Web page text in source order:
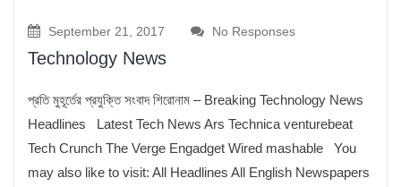
September 21, 2017 No Responses
Technology News
প্রতি মুহূর্তের প্রযুক্তি সংবাদ শিরোনাম – Breaking Technology News
Headlines Latest Tech News Ars Technica venturebeat
Tech Crunch The Verge Engadget Wired mashable You
may also like to visit: All Headlines All English Newspapers